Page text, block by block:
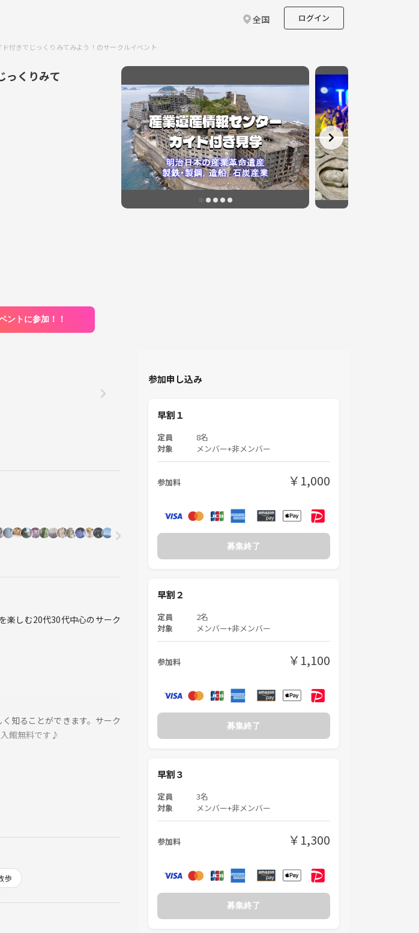
全国 ログイン
付きでじっくりみてみよう！のサークルイベント
っくりみて
ントに参加！！
楽しむ20代30代中心のサーク
知ることができます。サーク
館無料です♪
歩
参加申し込み
早割１
定員 8名
対象 メンバー+非メンバー
参加料 ￥1,000
募集終了
早割２
定員 2名
対象 メンバー+非メンバー
参加料 ￥1,100
募集終了
早割３
定員 3名
対象 メンバー+非メンバー
参加料 ￥1,300
募集終了